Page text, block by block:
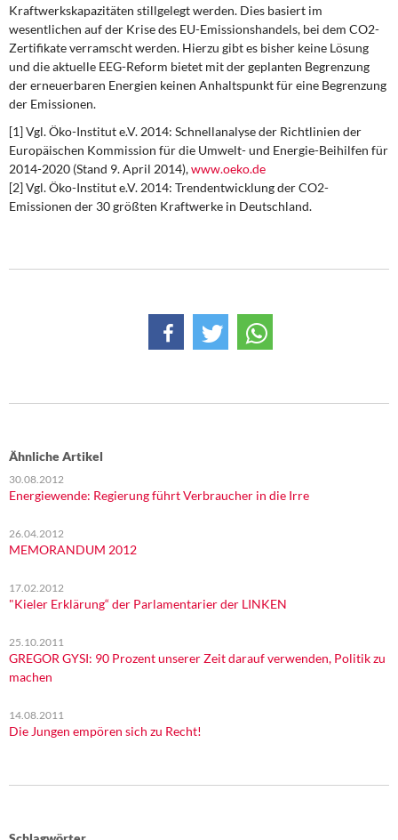
Kraftwerkskapazitäten stillgelegt werden. Dies basiert im
wesentlichen auf der Krise des EU-Emissionshandels, bei dem CO2-
Zertifikate verramscht werden. Hierzu gibt es bisher keine Lösung
und die aktuelle EEG-Reform bietet mit der geplanten Begrenzung
der erneuerbaren Energien keinen Anhaltspunkt für eine Begrenzung
der Emissionen.
[1] Vgl. Öko-Institut e.V. 2014: Schnellanalyse der Richtlinien der
Europäischen Kommission für die Umwelt- und Energie-Beihilfen für
2014-2020 (Stand 9. April 2014),www.oeko.de
[2] Vgl. Öko-Institut e.V. 2014: Trendentwicklung der CO2-
Emissionen der 30 größten Kraftwerke in Deutschland.
Ähnliche Artikel
30.08.2012
Energiewende: Regierung führt Verbraucher in die Irre
26.04.2012
MEMORANDUM 2012
17.02.2012
"Kieler Erklärung“ der Parlamentarier der LINKEN
25.10.2011
GREGOR GYSI: 90 Prozent unserer Zeit darauf verwenden, Politik zu
machen
14.08.2011
Die Jungen empören sich zu Recht!